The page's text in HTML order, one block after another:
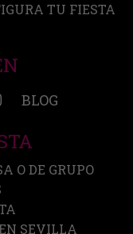
TU FIESTA
BLOG
O DE GRUPO
SEVILLA